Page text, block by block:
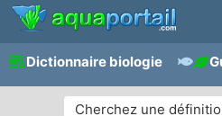
Dictionnaire biologie